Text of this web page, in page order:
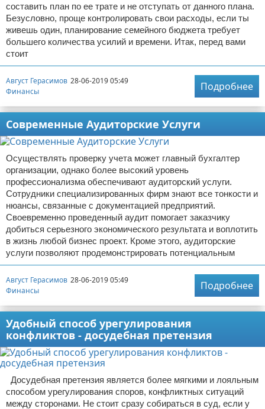
составить план по ее трате и не отступать от данного плана.
Безусловно, проще контролировать свои расходы, если ты
живешь один, планирование семейного бюджета требует
большего количества усилий и времени. Итак, перед вами
стоит
Август Герасимов 28-06-2019 05:49
Финансы
Подробнее
Современные Аудиторские Услуги
Осуществлять проверку учета может главный бухгалтер
организации, однако более высокий уровень
профессионализма обеспечивают аудиторский услуги.
Сотрудники специализированных фирм знают все тонкости и
нюансы, связанные с документацией предприятий.
Своевременно проведенный аудит помогает заказчику
добиться серьезного экономического результата и воплотить
в жизнь любой бизнес проект. Кроме этого, аудиторские
услуги позволяют продемонстрировать потенциальным
Август Герасимов 28-06-2019 05:49
Финансы
Подробнее
Удобный способ урегулирования
конфликтов - досудебная претензия
Досудебная претензия является более мягкими и лояльным
способом урегулирования споров, конфликтных ситуаций
между сторонами. Не стоит сразу собираться в суд, если у